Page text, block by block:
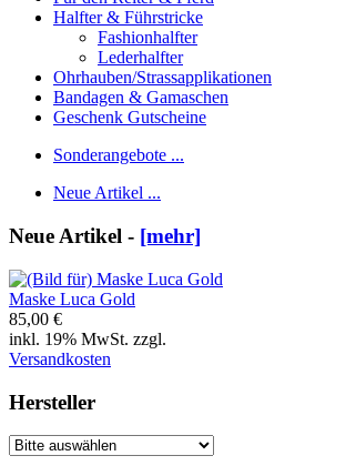
Halfter & Führstricke
Fashionhalfter
Lederhalfter
Ohrhauben/Strassapplikationen
Bandagen & Gamaschen
Geschenk Gutscheine
Sonderangebote ...
Neue Artikel ...
Neue Artikel - [mehr]
Maske Luca Gold
85,00 €
inkl. 19% MwSt. zzgl.
Versandkosten
Hersteller